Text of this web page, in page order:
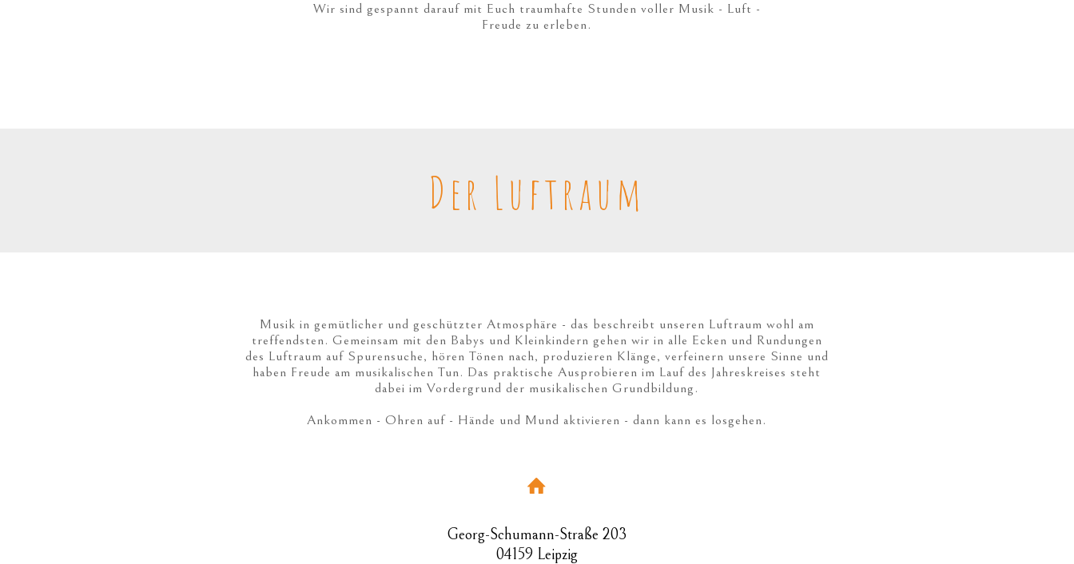
Wir sind gespannt darauf mit Euch traumhafte Stunden voller Musik - Luft -
Freude zu erleben.
Der Luftraum
Musik in gemütlicher und geschützter Atmosphäre - das beschreibt unseren Luftraum wohl am
treffendsten. Gemeinsam mit den Babys und Kleinkindern gehen wir in alle Ecken und Rundungen
des Luftraum auf Spurensuche, hören Tönen nach, produzieren Klänge, verfeinern unsere Sinne und
haben Freude am musikalischen Tun. Das praktische Ausprobieren im Lauf des Jahreskreises steht
dabei im Vordergrund der musikalischen Grundbildung.
Ankommen - Ohren auf - Hände und Mund aktivieren - dann kann es losgehen.
Georg-Schumann-Straße 203
04159 Leipzig